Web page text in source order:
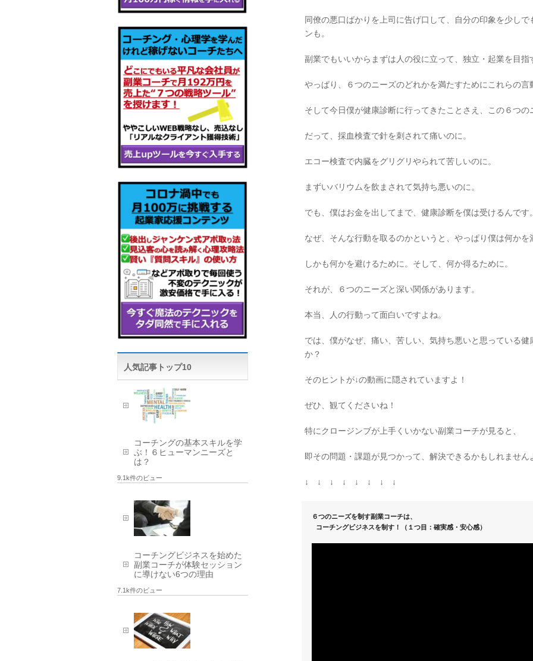
同僚の悪口ばかりを上司に告げ口して、自分の印象を少し
ンも。
副業でもいいからまずは人の役に立って、独立・起業を目指
やっぱり、６つのニーズのどれかを満たすためにこれらの言
そして今日僕が健康診断に行ってきたことさえ、この６つの
だって、採血検査で針を刺されて痛いのに。
エコー検査で内臓をグリグリやられて苦しいのに。
まずいバリウムを飲まされて気持ち悪いのに。
でも、僕はお金を出してまで、健康診断を僕は受けるんです。
なぜ、そんな行動を取るのかというと、やっぱり僕は何か
しかも何かを避けるために。そして、何か得るために。
それが、６つのニーズと深い関係があります。
本当、人の行動って面白いですよね。
では、僕がなぜ、痛い、苦しい、気持ち悪いと思っている
か？
そのヒントが↓の動画に隠されていますよ！
ぜひ、観てくださいね！
特にクロージンブが上手くいかない副業コーチが見ると、
即その問題・課題が見つかって、解決できるかもしれません
↓ ↓ ↓ ↓ ↓ ↓ ↓ ↓
６つのニーズを制す副業コーチは、
コーチングビジネスを制す！（１つ目：確実感・安心感）
人気記事トップ10
コーチングの基本スキルを学
ぶ！６ヒューマンニーズと
は？
9.1k件のビュー
コーチングビジネスを始めた
副業コーチが体験セッション
に導けない6つの理由
7.1k件のビュー